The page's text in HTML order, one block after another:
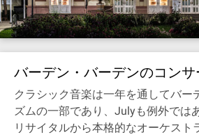
バーデン・バーデンのコン
クラシック音楽は一年を通してバー
ズムの一部であり、Julyも例外では
リサイタルから本格的なオーケスト